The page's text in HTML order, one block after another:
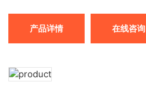
产品详情 在线咨询